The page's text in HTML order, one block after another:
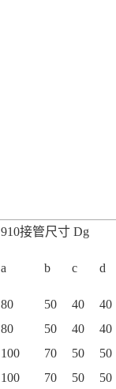
910接管尺寸 Dg
a b c d
80 50 40 40
80 50 40 40
100 70 50 50
100 70 50 50